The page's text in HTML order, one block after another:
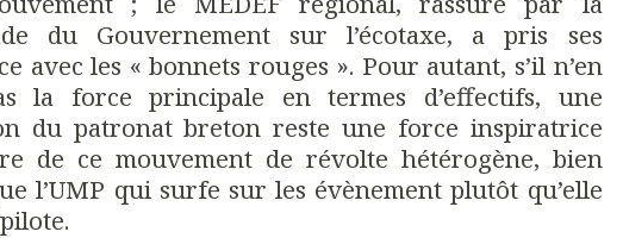
du Gouvernement sur l’écotaxe, a pris ses
avec les « bonnets rouges ». Pour autant, s’il n’en
la force principale en termes d’effectifs, une
du patronat breton reste une force inspiratrice
de ce mouvement de révolte hétérogène, bien
l’UMP qui surfe sur les évènement plutôt qu’elle